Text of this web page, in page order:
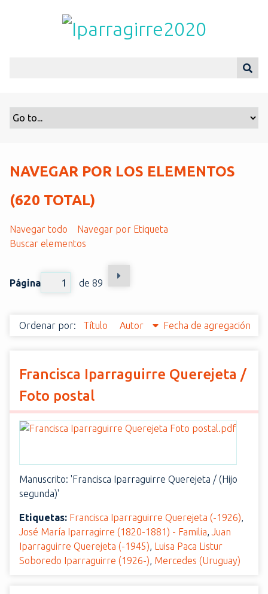
NAVEGAR POR LOS ELEMENTOS
(620 TOTAL)
Navegar todo
Navegar por Etiqueta
Buscar elementos
Página de 89
Ordenar por: Título Autor Fecha de agregación
Francisca Iparraguirre Querejeta /
Foto postal
Manuscrito: 'Francisca Iparraguirre Querejeta / (Hijo
segunda)'
Etiquetas: Francisca Iparraguirre Querejeta (-1926),
José María Iparragirre (1820-1881) - Familia, Juan
Iparraguirre Querejeta (-1945), Luisa Paca Listur
Soboredo Iparraguirre (1926-), Mercedes (Uruguay)